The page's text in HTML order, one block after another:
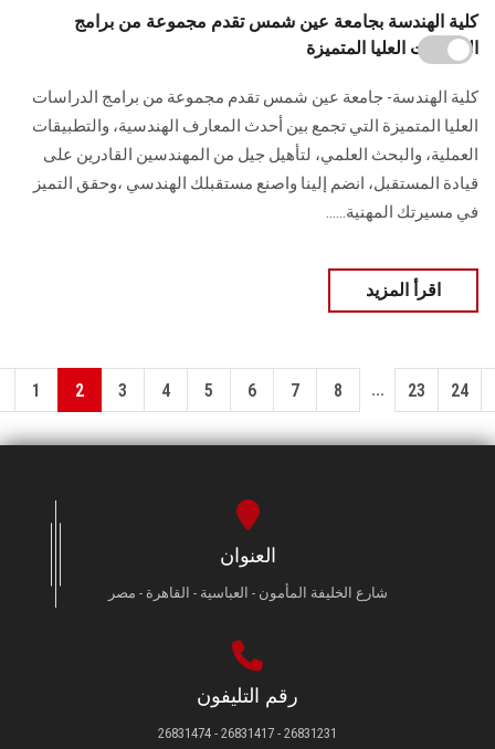
كلية الهندسة بجامعة عين شمس تقدم مجموعة من برامج
الدراسات العليا المتميزة
كلية الهندسة- جامعة عين شمس تقدم مجموعة من برامج الدراسات
العليا المتميزة التي تجمع بين أحدث المعارف الهندسية، والتطبيقات
العملية، والبحث العلمي، لتأهيل جيل من المهندسين القادرين على
قيادة المستقبل، انضم إلينا واصنع مستقبلك الهندسي ،وحقق التميز
في مسيرتك المهنية......
اقرأ المزيد
1 2 3 4 5 6 7 8 ... 23 24
العنوان
شارع الخليفة المأمون - العباسية - القاهرة - مصر
رقم التليفون
26831231 - 26831417 - 26831474